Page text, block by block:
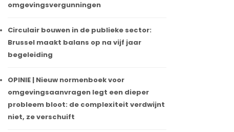
omgevingsvergunningen
Circulair bouwen in de publieke sector:
Brussel maakt balans op na vijf jaar
begeleiding
OPINIE | Nieuw normenboek voor
omgevingsaanvragen legt een dieper
probleem bloot: de complexiteit verdwijnt
niet, ze verschuift